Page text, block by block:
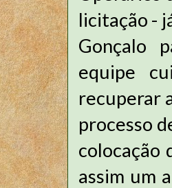
licitação -
Gonçalo
equipe
recuperar
processo
colocação
assim um